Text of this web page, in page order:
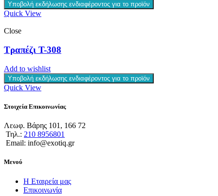
Υποβολή εκδήλωσης ενδιαφέροντος για το προϊόν
Quick View
Close
Τραπέζι T-308
Add to wishlist
Υποβολή εκδήλωσης ενδιαφέροντος για το προϊόν
Quick View
Στοιχεία Επικοινωνίας
Λεωφ. Βάρης 101, 166 72
Τηλ.: 210 8956801
Email: info@exotiq.gr
Μενού
Η Εταιρεία μας
Επικοινωνία